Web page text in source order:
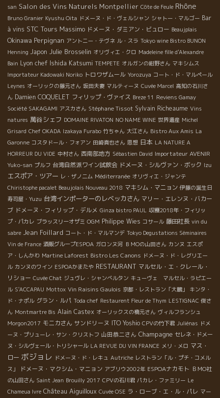
san Salon des Vins Naturels Montpellier Côte de Feule Rhône
Bruno Granier Kyushu Oita ドメーヌ・ド・ヴェルシャン シャトー・マルゴー Bar
à vins STC Tours Massimo ドメーヌ・ダミアン・ビュロー Beaujplais
Okinawa Perpignan アントニー・テヴネ ル・スラ Tokyo wine Bistro BUNON
Henning Japon Julie Brosselin オリヴィエ・クロ Madeleine fille d'Alexandre
Bain Lyon chef Ishida Katsumi TEMPETE オルガンの紺野さん マキシムス
Importateur Kadowaki Noriko トロワザムール Yorozuya コート・ド・マルペール
Leynes オーリックの藤元さん 坂田夫妻 マルティーヌ Cuvée Marcel 高知の石川さ
ん Damien COQUELET フィリップ・ヴァイス Breze 11 Reviens Gamay
Société SAKAGAMI アスカさん Stéphane Tissot Sylvain Richeaume Vins
natures 萬谷シェフ DOMAINE RIVATON NO NAME WINE 世界遺産 Michel
Grisard Chef OKADA Izakaya Furabo 竹ちゃん 大江さん Bistro Aux Amis La
Garonne コスタドール・フォアン 田崎真也さん 思想 日本 LA NATURE A
HORREUR DU VIDE 中村さん 西南部地方 Sébastien David Importateur AVENIR
Yuko-san プルフ 台湾自然派ワイン試飲会 ドメーヌ・シルヴァン・ボック Izu
エスポア・ツアー レ・ザノ二ム Méditerranée オリヴィエ・ジャンテ
Chiristophe pacalet Beaujolais Nouveau 2018 マキシム・マニョン 伊藤の誕生日
寿司屋・Yuzu 台湾インポーターのレベッカさん マリー・エレンヌ・バカー
ブ ドメーヌ・フィリップ・デルメ Ginza bistro PAUL 収穫2018年・フィリッ
プ・パカレ ブラッスリーオザミ OGM Philippe Wies コサール 藤田社長 vin du
sabre Jean Foillard コート・ド・マルマンデ Tokyo Degustations Séminaires
Vin de France 酒販グループESPOA ガロンヌ河 ＢＭОの山田さん カンヌ エスポ
ア・しんかわ Martine Laforest Bistro Les Canons ドメーヌ・ド・レグリエー
ル カンヌのワイン ESPOAかまたや RESTAURANT マルセル・エ・クレール・
リショー Cuvée Chat ジュヴレ・シャンべルタン キューヴェ マルセル・ラピエー
ル S'ACCAPAU Mottox Vin Raisins Gaulois 京都・レストラン「大鵬」
キンタ・
ド・ナポル グラン・ルパ Toda chef Restaurent Fleur de Thym LESTIGNAC 俊さ
ん Montmartre Bis Alain Castex オーリックスの橋元さん ヴィルフランシュ
Morgon2017 モニカさん サンドリーヌ ITO Yoshio CPVの竹下君 Juliénas ドメ
ーヌ・プリューレ・サン・クリストフ 山田恭二さん Champagne セレネ・ドメー
ヌ・シルヴェール・トリシャール LA REVUE DU VIN FRANCE メリ・メロ マス・
ロー ボジョレ ドメーヌ・ド・レキュ Autriche レストラン「ル・プチ・コメル
ス」
ドメーヌ・マクシム・マニョン アブリウ2002年 ESPOAナカモト ＢＭО社
の山田さん Saint Jean Brouilly 2017 CPVの石川君 パカレ・ファミリー Le
Chameua Ivre Château Aiguilloux Cuvée OSE ラ・ローブ・エ・ル・パレ マー